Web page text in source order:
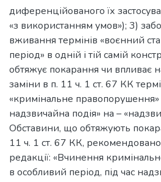
диференційованого їх
«з використанням умов»); 3)
вживання термінів «воєнний
період» в одній і тій самій
обтяжує покарання чи впливає
заміни в п. 11 ч. 1 ст. 67 КК
«кримінальне правопорушення»
надзвичайна подія» на –
Обставини, що обтяжують
11 ч. 1 ст. 67 КК, рекомендовано
редакції: «Вчинення
в особливий період, під час